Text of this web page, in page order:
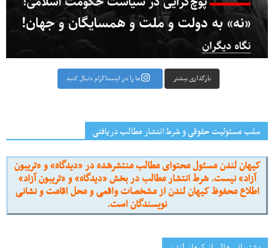
بارگذاری بیشتر ما را در اینستاگرام دنبال کنید
سلب مسئولیت حقوقی و شرط انتشار مطالب دریافتی
کیهان لندن مسئول محتوای مطالب منتشرشده در «دیدگاه» و «تریبون
آزاد» نیست. شرط انتشار مطالب در بخش «دیدگاه» و «تریبون آزاد»
اطلاع محفوظ کیهان لندن از مشخصات واقعی و محل اقامت و نشانی
نویسندگان است.